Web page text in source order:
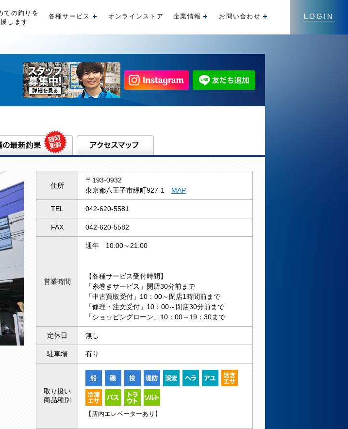
LOGIN
ての釣りを
します
各種サービス 開くオンラインストア 企業情報 開くお問い合わせ
住所
〒193-0932
東京都八王子市緑町927-1 MAP
TEL 042-620-5581
FAX 042-620-5582
営業時間
通年 10:00～21:00
【各種サービス受付時間】
「糸巻きサービス」閉店30分前まで
「中古買取受付」10：00～閉店1時間前まで
「修理・注文受付」10：00～閉店30分前まで
「ショッピングローン」10：00～19：30まで
定休日 無し
駐車場 有り
取り扱い
商品種別
【店内エレベーターあり】